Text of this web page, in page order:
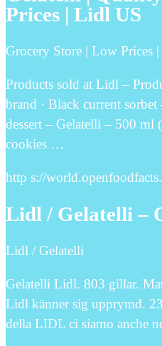
Prices | Lidl US
Grocery Store | Low Prices
Products sold at Lidl –
brand · Black current
dessert – Gelatelli – 500 ml
cookies …
http s://
Lidl / Gelatelli –
Lidl / Gelatelli
Gelatelli Lidl. 803 gillar.
Lidl känner sig upprymd.
della LIDL ci siamo anche